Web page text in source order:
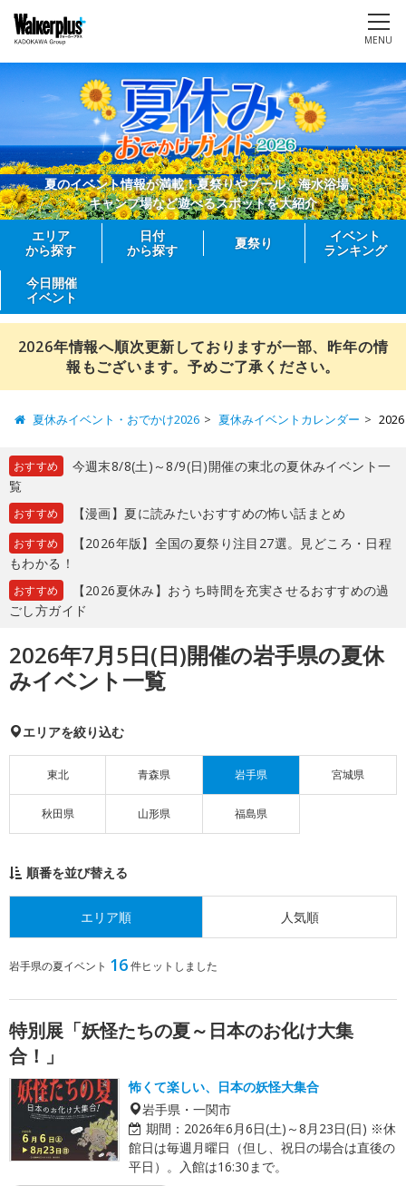
MENU
夏のイベント情報が満載！夏祭りやプール、海水浴場、
キャンプ場など遊べるスポットを大紹介
エリア
から探す
日付
から探す
夏祭り
イベント
ランキング
今日開催
イベント
2026年情報へ順次更新しておりますが一部、昨年の情
報もございます。予めご了承ください。
夏休みイベント・おでかけ2026 夏休みイベントカレンダー
おすすめ
今週末8/8(土)～8/9(日)開催の東北の夏休みイベント一
覧
おすすめ 【漫画】夏に読みたいおすすめの怖い話まとめ
おすすめ
【2026年版】全国の夏祭り注目27選。見どころ・日程
もわかる！
おすすめ
【2026夏休み】おうち時間を充実させるおすすめの過
ごし方ガイド
2026年7月5日(日)開催の岩手県の夏休
みイベント一覧
エリアを絞り込む
東北 青森県 岩手県 宮城県
秋田県 山形県 福島県
順番を並び替える
エリア順 人気順
岩手県の夏イベント 16件ヒットしました
特別展「妖怪たちの夏～日本のお化け大集
合！」
怖くて楽しい、日本の妖怪大集合
岩手県・一関市
期間： 2026年6月6日(土)～8月23日(日) ※休
館日は毎週月曜日（但し、祝日の場合は直後の
平日）。入館は16:30まで。